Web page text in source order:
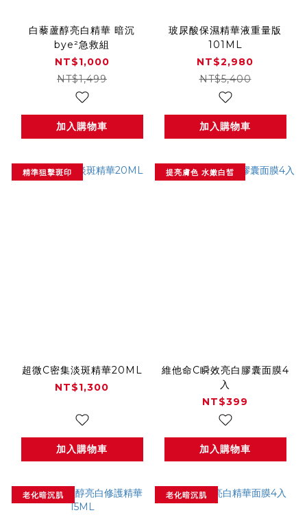
白藜蘆醇亮白精華 暗沉
bye²急救組
NT$1,000
NT$1,499
加入購物車
玻尿酸保濕精華液重量版
101ML
NT$2,980
NT$5,400
加入購物車
精準狙擊斑印
超微C密集淡斑精華20ML
NT$1,300
加入購物車
提亮膚色 水嫩白皙
維他命C瞬效亮白膠囊面膜4
入
NT$399
加入購物車
老化暗沉肌 老化暗沉肌